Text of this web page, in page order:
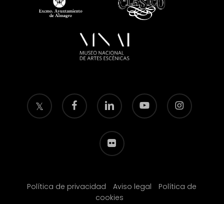
twitter facebook linkedin youtube instagram
flickr
Política de privacidad Aviso legal
Política de
cookies